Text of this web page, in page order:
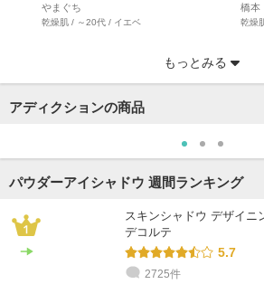
やまぐち
乾燥肌 / ～20代 / イエベ
橋本
乾燥
@cosme STORE スタッフ
@cosme STORE スタッフ
@cosme STORE スタッフ
もっとみる
アディクションの商品
パウダーアイシャドウ 週間ランキング
スキンシャドウ デザイニ
デコルテ
5.7
2725件